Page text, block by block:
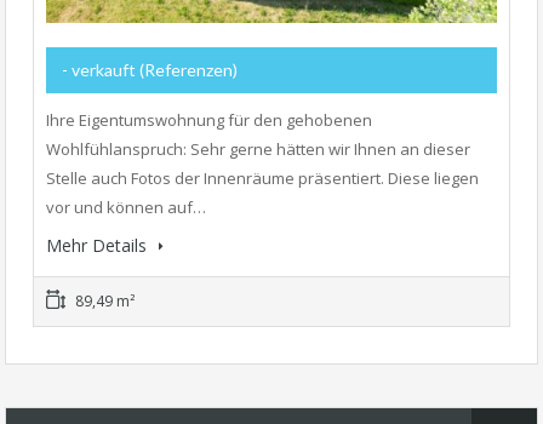
- verkauft (Referenzen)
Ihre Eigentumswohnung für den gehobenen
Wohlfühlanspruch: Sehr gerne hätten wir Ihnen an dieser
Stelle auch Fotos der Innenräume präsentiert. Diese liegen
vor und können auf…
Mehr Details
89,49 m²